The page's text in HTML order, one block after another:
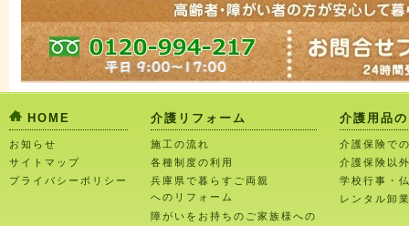
HOME
お知らせ
サイトマップ
プライバシーポリシー
介護リフォーム
施工の流れ
各種制度の利用
兵庫県で暮らすご両親
へのリフォーム
障がいをお持ちのご家族様への
介護用品
介護保険で
介護保険以
学校行事・
レンタル卸